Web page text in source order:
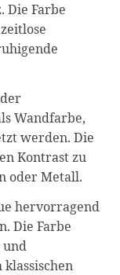
Die Farbe
Wandfarbe,
werden. Die
Kontrast zu
oder Metall.
hervorragend
Die Farbe
und